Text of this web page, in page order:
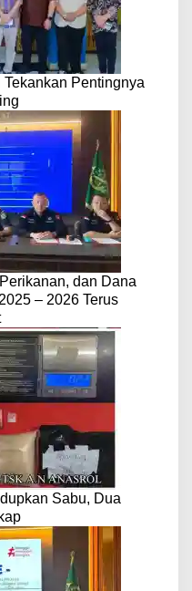
Pentingnya
dan Dana
– 2026 Terus
Sabu, Dua